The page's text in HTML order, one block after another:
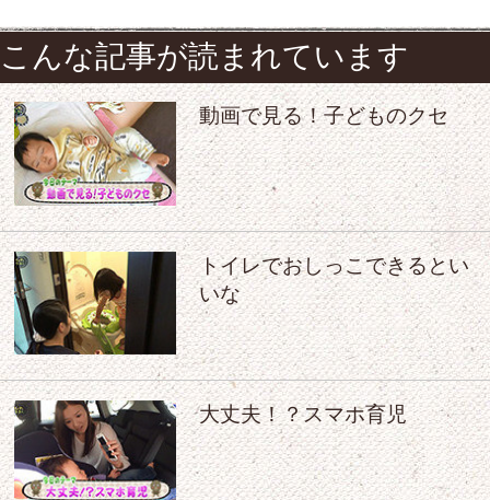
こんな記事が読まれています
動画で見る！子どものクセ
トイレでおしっこできるとい
いな
大丈夫！？スマホ育児